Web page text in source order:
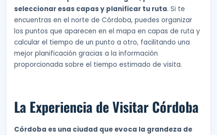
seleccionar esas capas y planificar tu ruta. Si te
encuentras en el norte de Córdoba, puedes organizar
los puntos que aparecen en el mapa en capas de ruta y
calcular el tiempo de un punto a otro, facilitando una
mejor planificación gracias a la información
proporcionada sobre el tiempo estimado de visita.
La Experiencia de Visitar Córdoba
Córdoba es una ciudad que evoca la grandeza de